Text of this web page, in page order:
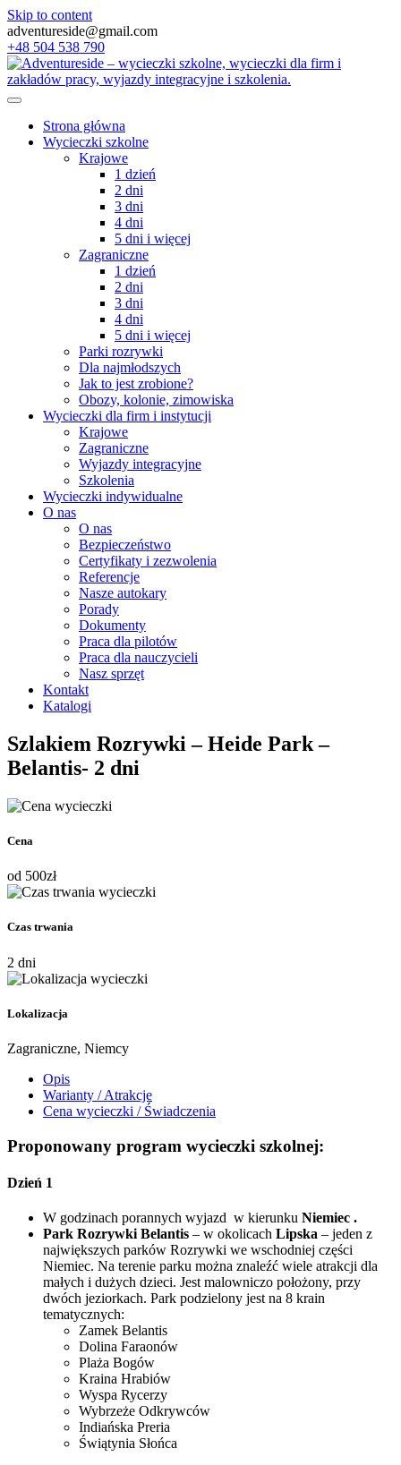
Skip to content
adventureside@gmail.com
+48 504 538 790
Strona główna
Wycieczki szkolne
Krajowe
1 dzień
2 dni
3 dni
4 dni
5 dni i więcej
Zagraniczne
1 dzień
2 dni
3 dni
4 dni
5 dni i więcej
Parki rozrywki
Dla najmłodszych
Jak to jest zrobione?
Obozy, kolonie, zimowiska
Wycieczki dla firm i instytucji
Krajowe
Zagraniczne
Wyjazdy integracyjne
Szkolenia
Wycieczki indywidualne
O nas
O nas
Bezpieczeństwo
Certyfikaty i zezwolenia
Referencje
Nasze autokary
Porady
Dokumenty
Praca dla pilotów
Praca dla nauczycieli
Nasz sprzęt
Kontakt
Katalogi
Szlakiem Rozrywki – Heide Park –
Belantis- 2 dni
Cena
od 500zł
Czas trwania
2 dni
Lokalizacja
Zagraniczne, Niemcy
Opis
Warianty / Atrakcje
Cena wycieczki / Świadczenia
Proponowany program wycieczki szkolnej:
Dzień 1
W godzinach porannych wyjazd w kierunku Niemiec .
Park Rozrywki Belantis – w okolicach Lipska – jeden z
największych parków Rozrywki we wschodniej części
Niemiec. Na terenie parku można znaleźć wiele atrakcji dla
małych i dużych dzieci. Jest malowniczo położony, przy
dwóch jeziorkach. Park podzielony jest na 8 krain
tematycznych:
Zamek Belantis
Dolina Faraonów
Plaża Bogów
Kraina Hrabiów
Wyspa Rycerzy
Wybrzeże Odkrywców
Indiańska Preria
Świątynia Słońca